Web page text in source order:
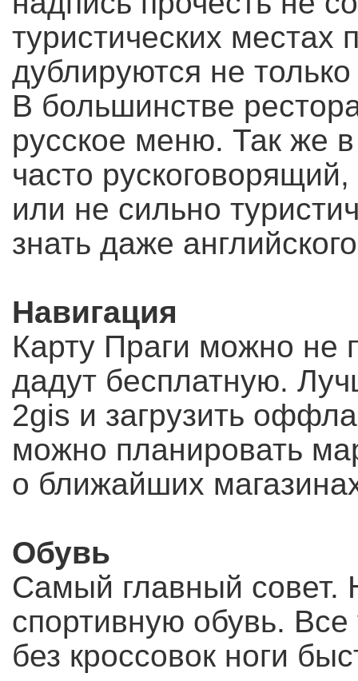
туристических местах
дублируются не
В большинстве
русское меню. Так же
часто
или не сильно
знать даже
Навигация
Карту Праги можно не
дадут бесплатную.
2gis и загрузить
можно планировать
о ближайших
Обувь
Самый главный совет.
спортивную обувь.
без кроссовок ноги